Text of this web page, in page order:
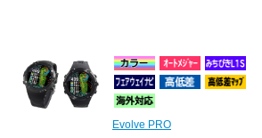
Evolve PRO